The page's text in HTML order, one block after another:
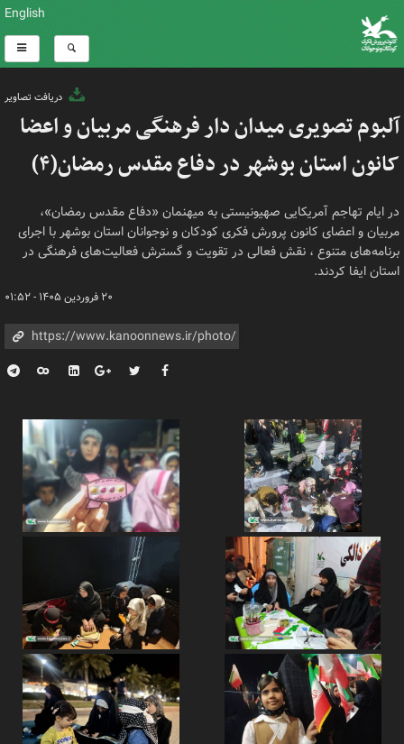
English
دریافت تصاویر
آلبوم تصویری میدان دار فرهنگی مربیان و اعضا
کانون استان بوشهر در دفاع مقدس رمضان(۴)
در ایام تهاجم آمریکایی صهیونیستی به میهنمان «دفاع مقدس رمضان»،
مربیان و اعضای کانون پرورش فکری کودکان و نوجوانان استان بوشهر با اجرای
برنامه‌های متنوع ، نقش فعالی در تقویت و گسترش فعالیت‌های فرهنگی در
استان ایفا کردند.
۲۰ فروردین ۱۴۰۵ - ۰۱:۵۲